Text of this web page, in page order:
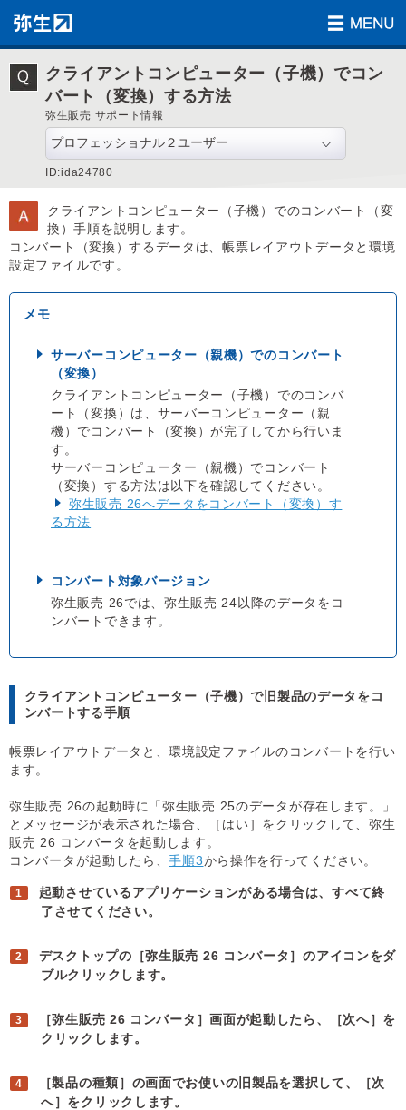
クライアントコンピューター（子機）でコン
バート（変換）する方法
弥生販売 サポート情報
ID:ida24780
クライアントコンピューター（子機）でのコンバート（変
換）手順を説明します。
コンバート（変換）するデータは、帳票レイアウトデータと環境
設定ファイルです。
サーバーコンピューター（親機）でのコンバート
（変換）
クライアントコンピューター（子機）でのコンバ
ート（変換）は、サーバーコンピューター（親
機）でコンバート（変換）が完了してから行いま
す。
サーバーコンピューター（親機）でコンバート
（変換）する方法は以下を確認してください。
弥生販売 26へデータをコンバート（変換）す
る方法
コンバート対象バージョン
弥生販売 26では、弥生販売 24以降のデータをコ
ンバートできます。
クライアントコンピューター（子機）で旧製品のデータをコ
ンバートする手順
帳票レイアウトデータと、環境設定ファイルのコンバートを行い
ます。
弥生販売 26の起動時に「弥生販売 25のデータが存在します。」
とメッセージが表示された場合、［はい］をクリックして、弥生
販売 26 コンバータを起動します。
コンバータが起動したら、手順3から操作を行ってください。
起動させているアプリケーションがある場合は、すべて終
了させてください。
デスクトップの［弥生販売 26 コンバータ］のアイコンをダ
ブルクリックします。
［弥生販売 26 コンバータ］画面が起動したら、［次へ］を
クリックします。
［製品の種類］の画面でお使いの旧製品を選択して、［次
へ］をクリックします。